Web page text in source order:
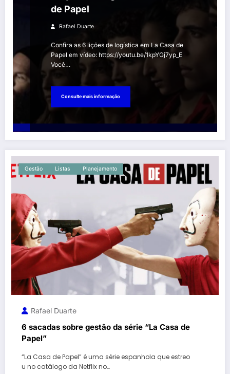
de Papel
Rafael Duarte
Confira as 6 lições de logística em La Casa de
Papel em vídeo: https://youtu.be/1kpYGj7yp_E
Você…
Consulte mais informação
Gestão Listas Planejamento
Rafael Duarte
6 sacadas sobre gestão da série “La Casa de
Papel”
“La Casa de Papel” é uma série espanhola que estreo
u no catálogo da Netflix no…